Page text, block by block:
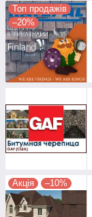
Топ продажів
–20%
Акція –10%